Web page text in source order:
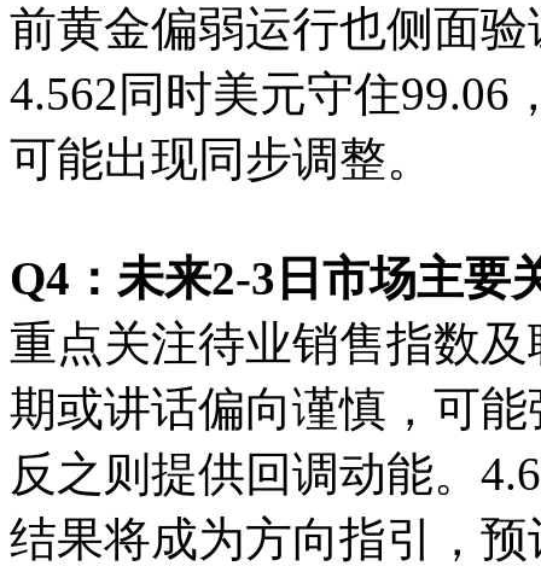
前黄金偏弱运行也侧面
4.562同时美元守住
可能出现同步调整。
Q4：未来2-3日市场主要
重点关注待业销售指数
期或讲话偏向谨慎，可
反之则提供回调动能。
结果将成为方向指引，